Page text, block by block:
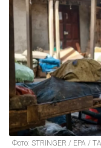
Фото: STRINGER / EPA /